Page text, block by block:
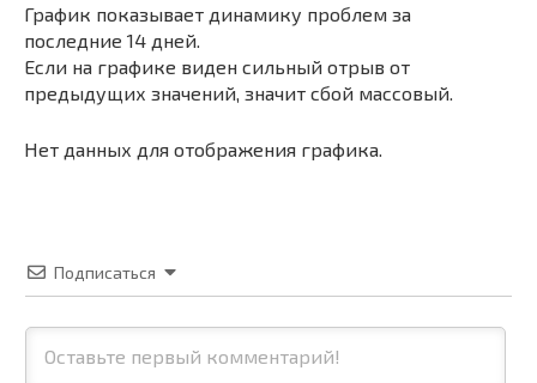
График показывает динамику проблем за
последние 14 дней.
Если на графике виден сильный отрыв от
предыдущих значений, значит сбой массовый.
Нет данных для отображения графика.
Подписаться